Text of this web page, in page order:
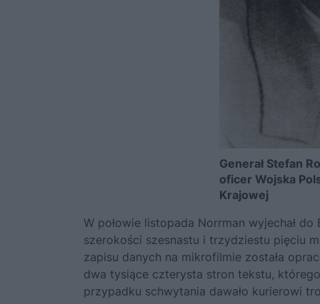
Generał Stefan
oficer Wojska
Krajowej
W połowie listopada Norrman wyjechał
szerokości szesnastu i trzydziestu pięciu
zapisu danych na mikrofilmie została
dwa tysiące czterysta stron tekstu,
przypadku schwytania dawało kurierowi